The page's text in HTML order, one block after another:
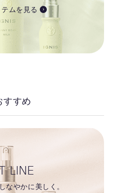
ムを見る
すすめ
LINE
なやかに美しく。